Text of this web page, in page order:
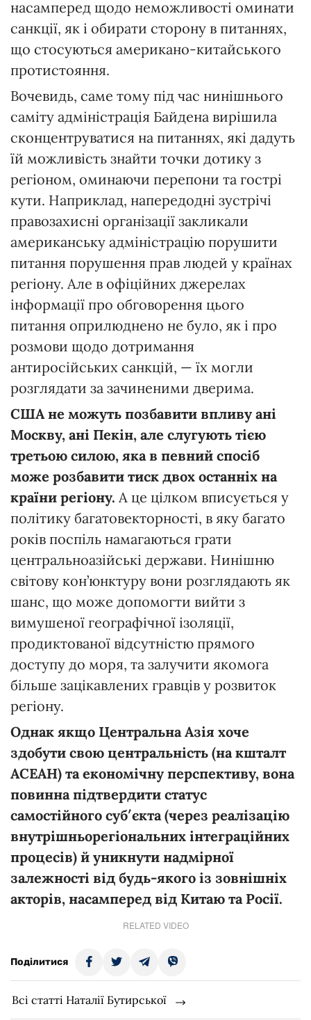
насамперед щодо неможливості оминати
санкції, як і обирати сторону в питаннях,
що стосуються американо-китайського
протистояння.
Вочевидь, саме тому під час нинішнього
саміту адміністрація Байдена вирішила
сконцентруватися на питаннях, які дадуть
їй можливість знайти точки дотику з
регіоном, оминаючи перепони та гострі
кути. Наприклад, напередодні зустрічі
правозахисні організації закликали
американську адміністрацію порушити
питання порушення прав людей у країнах
регіону. Але в офіційних джерелах
інформації про обговорення цього
питання оприлюднено не було, як і про
розмови щодо дотримання
антиросійських санкцій, — їх могли
розглядати за зачиненими дверима.
США не можуть позбавити впливу ані
Москву, ані Пекін, але слугують тією
третьою силою, яка в певний спосіб
може розбавити тиск двох останніх на
країни регіону. А це цілком вписується у
політику багатовекторності, в яку багато
років поспіль намагаються грати
центральноазійські держави. Нинішню
світову кон’юнктуру вони розглядають як
шанс, що може допомогти вийти з
вимушеної географічної ізоляції,
продиктованої відсутністю прямого
доступу до моря, та залучити якомога
більше зацікавлених гравців у розвиток
регіону.
Однак якщо Центральна Азія хоче
здобути свою центральність (на кшталт
АСЕАН) та економічну перспективу, вона
повинна підтвердити статус
самостійного суб′єкта (через реалізацію
внутрішньорегіональних інтеграційних
процесів) й уникнути надмірної
залежності від будь-якого із зовнішніх
акторів, насамперед від Китаю та Росії.
RELATED VIDEO
Поділитися
Всі статті Наталії Бутирської